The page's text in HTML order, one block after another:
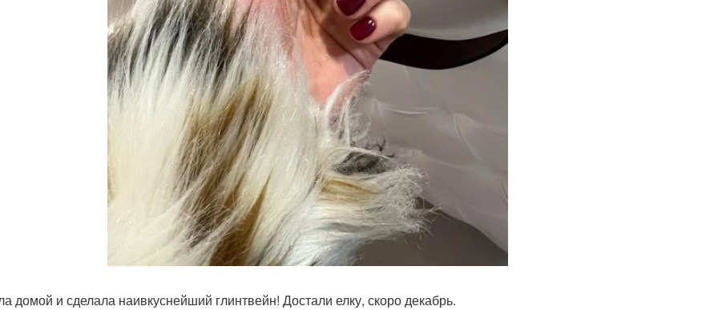
домой и сделала наивкуснейший глинтвейн! Достали елку, скоро декабрь.